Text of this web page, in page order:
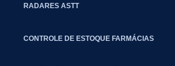
RADARES ASTT
CONTROLE DE ESTOQUE FARMÁCIAS